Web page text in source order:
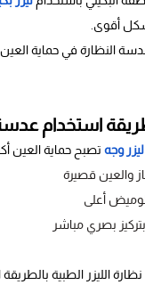
أقوى.
النظارة في حماية
استخدام عدسة
ليزر وجه تصبح حماية العين
والعين قصيرة
أعلى
بصري مباشر
نظارة الليزر الطبية